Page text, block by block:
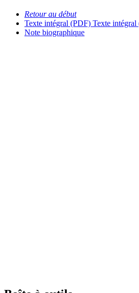
Retour au début
Texte intégral (PDF) Texte intégral
Note biographique